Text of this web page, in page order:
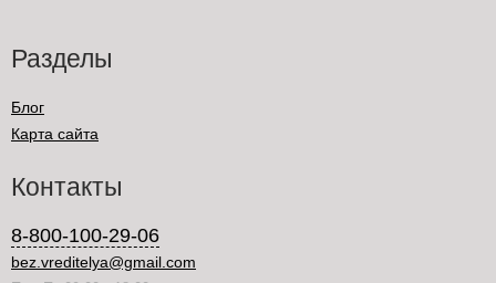
Разделы
Блог
Карта сайта
Контакты
8-800-100-29-06
bez.vreditelya@gmail.com